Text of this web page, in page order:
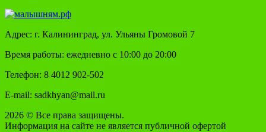
Адрес: г. Калининград, ул. Ульяны Громовой 7
Время работы: ежедневно с 10:00 до 20:00
Телефон: 8 4012 902-502
E-mail: sadkhyan@mail.ru
2026 © Все права защищены.
Информация на сайте не является публичной офертой